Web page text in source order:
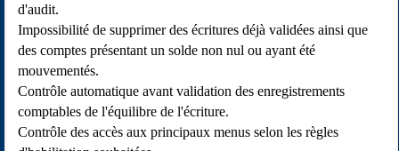
d'audit.
Impossibilité de supprimer des écritures déjà validées ainsi que
des comptes présentant un solde non nul ou ayant été
mouvementés.
Contrôle automatique avant validation des enregistrements
comptables de l'équilibre de l'écriture.
Contrôle des accès aux principaux menus selon les règles